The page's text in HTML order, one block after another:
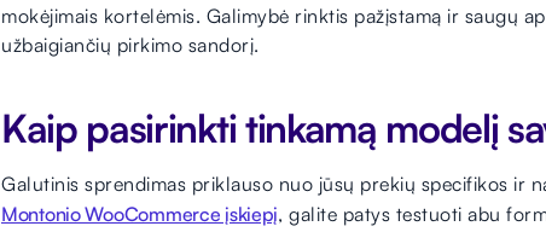
mokėjimais kortelėmis. Galimybė rinktis pažįstamą ir saugų
užbaigiančių pirkimo sandorį.
Kaip pasirinkti tinkamą modelį
Galutinis sprendimas priklauso nuo jūsų prekių specifikos ir
Montonio WooCommerce įskiepį, galite patys testuoti abu